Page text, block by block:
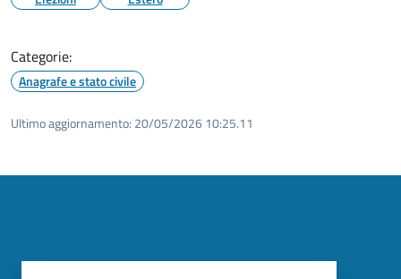
Categorie:
Anagrafe e stato civile
Ultimo aggiornamento: 20/05/2026 10:25.11